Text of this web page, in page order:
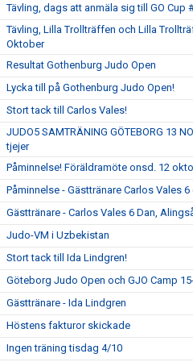
Tävling, dags att anmäla sig till GO Cup
Tävling, Lilla Trollträffen och Lilla
Oktober
Resultat Gothenburg Judo Open
Lycka till på Gothenburg Judo Open!
Stort tack till Carlos Vales!
JUDO5 SAMTRÄNING GÖTEBORG 13
tjejer
Påminnelse! Föräldramöte onsd. 12
Påminnelse - Gästtränare Carlos Vales 6
Gästtränare - Carlos Vales 6 Dan,
Judo-VM i Uzbekistan
Stort tack till Ida Lindgren!
Göteborg Judo Open och GJO Camp
Gästtränare - Ida Lindgren
Höstens fakturor skickade
Ingen träning tisdag 4/10